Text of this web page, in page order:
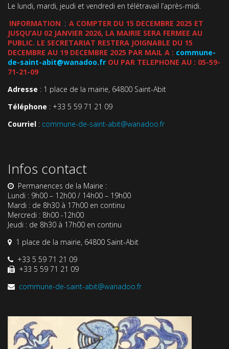
Le lundi, mardi, jeudi et vendredi en télétravail l’après-midi.
INFORMATION : A COMPTER DU 15 DECEMBRE 2025 ET
JUSQU’AU 02 JANVIER 2026, LA MAIRIE SERA FERMEE AU
PUBLIC. LE SECRETARIAT RESTERA JOIGNABLE DU 15
DECEMBRE AU 19 DECEMBRE 2025 PAR MAIL A : commune-
de-saint-abit@wanadoo.fr OU PAR TELEPHONE AU : 05-59-
71-21-09
Adresse : 1 place de la mairie, 64800 Saint-Abit
Téléphone : +33 5 59 71 21 09
Courriel : commune-de-saint-abit@wanadoo.fr
Infos contact
Permanences de la Mairie :
Lundi : 9h00 – 12h00 / 14h00 – 19h00
Mardi : de 8h30 à 17h00 en continu
Mercredi : 8h00 -12h00
Jeudi : de 8h30 à 17h00 en continu
1 place de la mairie, 64800 Saint-Abit
+33 5 59 71 21 09
+33 5 59 71 21 09
commune-de-saint-abit@wanadoo.fr